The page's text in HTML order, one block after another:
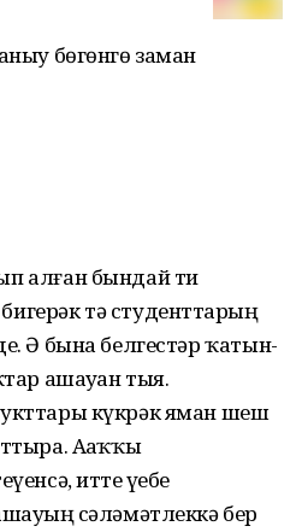
бөгөнгө заман
алған бындай тиҙ
тә студенттарҙың
Ә бына белгестәр ҡатын-
ашауҙан тыя.
күкрәк яман шеш
Аҙаҡҡы
итте үҙебеҙ
сәләмәтлеккә бер